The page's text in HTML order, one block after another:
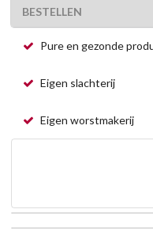
BESTELLEN
Pure en gezonde
Eigen slachterij
Eigen worstmakerij